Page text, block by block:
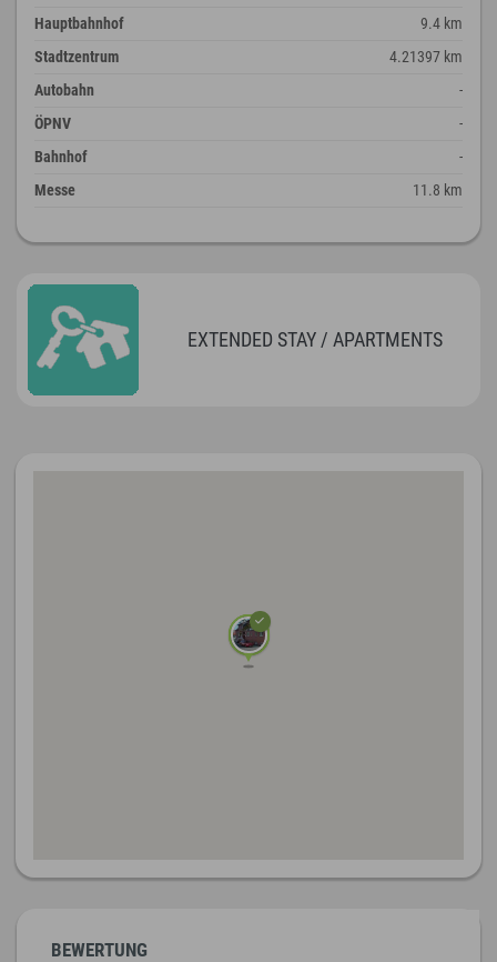
Hauptbahnhof
9.4 km
Stadtzentrum
4.21397 km
Autobahn
-
ÖPNV
-
Bahnhof
-
Messe
11.8 km
EXTENDED STAY / APARTMENTS
BEWERTUNG